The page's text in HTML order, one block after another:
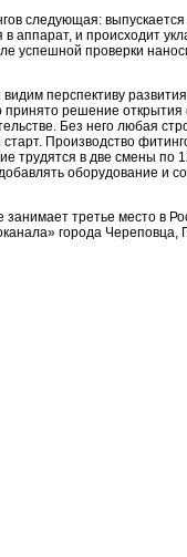
следующая:
в аппарат, и происходит
успешной проверки
перспективу
решение
Без него любая
Производство
трудятся в две смены
оборудование и
третье место в
города